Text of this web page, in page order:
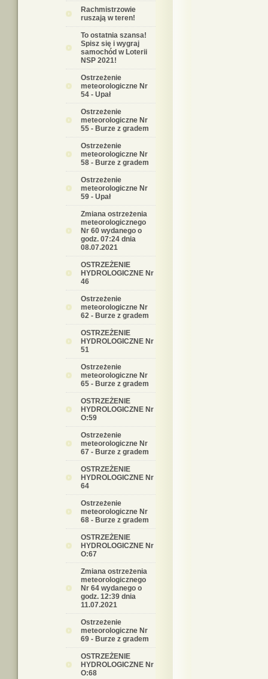
Rachmistrzowie
ruszają w teren!
To ostatnia szansa!
Spisz się i wygraj
samochód w Loterii
NSP 2021!
Ostrzeżenie
meteorologiczne Nr
54 - Upał
Ostrzeżenie
meteorologiczne Nr
55 - Burze z gradem
Ostrzeżenie
meteorologiczne Nr
58 - Burze z gradem
Ostrzeżenie
meteorologiczne Nr
59 - Upał
Zmiana ostrzeżenia
meteorologicznego
Nr 60 wydanego o
godz. 07:24 dnia
08.07.2021
OSTRZEŻENIE
HYDROLOGICZNE Nr
46
Ostrzeżenie
meteorologiczne Nr
62 - Burze z gradem
OSTRZEŻENIE
HYDROLOGICZNE Nr
51
Ostrzeżenie
meteorologiczne Nr
65 - Burze z gradem
OSTRZEŻENIE
HYDROLOGICZNE Nr
O:59
Ostrzeżenie
meteorologiczne Nr
67 - Burze z gradem
OSTRZEŻENIE
HYDROLOGICZNE Nr
64
Ostrzeżenie
meteorologiczne Nr
68 - Burze z gradem
OSTRZEŻENIE
HYDROLOGICZNE Nr
O:67
Zmiana ostrzeżenia
meteorologicznego
Nr 64 wydanego o
godz. 12:39 dnia
11.07.2021
Ostrzeżenie
meteorologiczne Nr
69 - Burze z gradem
OSTRZEŻENIE
HYDROLOGICZNE Nr
O:68